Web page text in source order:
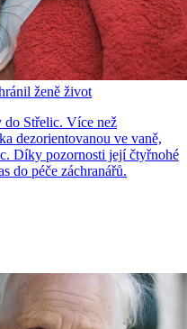
ženě život
Střelic. Více než
dezorientovanou ve vaně,
Díky pozornosti její čtyřnohé
do péče záchranářů.